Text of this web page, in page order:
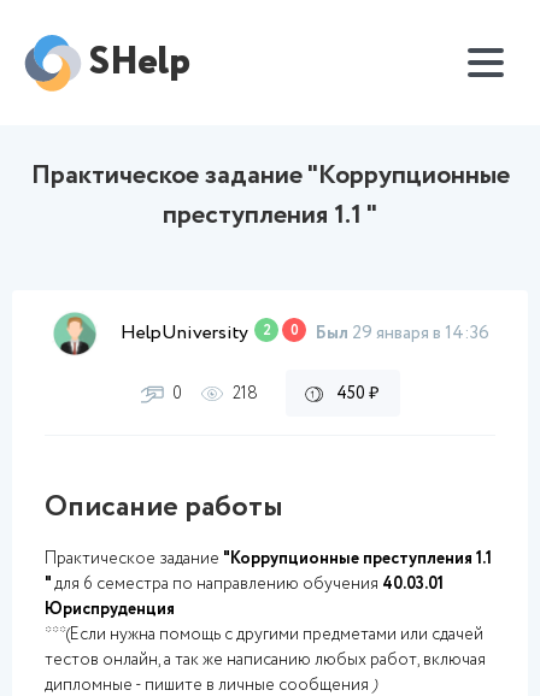
SHelp
Практическое задание "Коррупционные
преступления 1.1 "
HelpUniversity 2 0 Был 29 января в 14:36
0 218 450 ₽
Описание работы
Практическое задание "Коррупционные преступления 1.1
"для 6 семестра по направлению обучения 40.03.01
Юриспруденция
***(Если нужна помощь с другими предметами или сдачей
тестов онлайн, а так же написанию любых работ, включая
дипломные - пишите в личные сообщения )